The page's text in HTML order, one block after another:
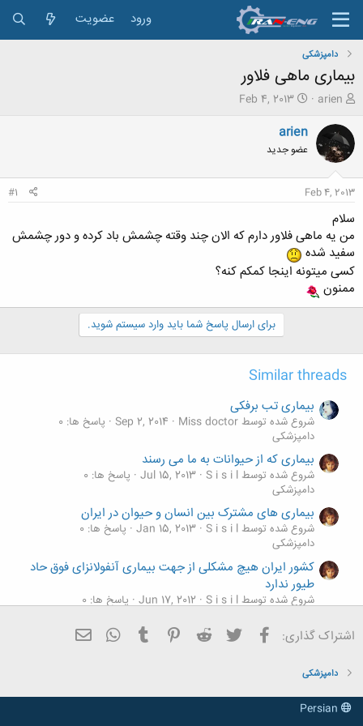
ورود عضویت
دامپزشکی
بیماری ماهی فلاور
ش
و
ع
ک
ه
و
ض
و
ع
arien
ت
ر
خ
Feb 4, 2013
arien
عضو جدید
Feb 4, 2013
#1
سلام
من یه ماهی فلاور دارم که الان چند وقته چشمش باد کرده و دور چشمش
سفید شده
کسی میتونه اینجا کمکم کنه؟
ممنون
برای ارسال پاسخ شما باید وارد سیستم شوید.
Similar threads
بیماری تب برفکی
شروع شده توسط Miss doctor Sep 2, 2014 پاسخ ها: 0
دامپزشکی
بیماری که از حیوانات به ما می رسند
شروع شده توسط S i s i l Jul 15, 2013 پاسخ ها: 0
دامپزشکی
بیماری های مشترک بین انسان و حیوان در ایران
شروع شده توسط S i s i l Jan 15, 2013 پاسخ ها: 0
دامپزشکی
كشور ایران هیچ مشكلی از جهت بیماری آنفولانزای فوق حاد
طیور ندارد
شروع شده توسط S i s i l Jun 17, 2012 پاسخ ها: 0
بیماری های دام و طیور
دامپزشکی
اشتراک گذاری: فیسبوک تویتر Reddit
Pinterest
Tumblr
WhatsApp
دامپزشکی